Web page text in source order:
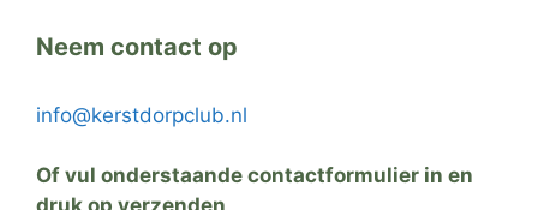
Neem contact op
info@kerstdorpclub.nl
Of vul onderstaande contactformulier in en